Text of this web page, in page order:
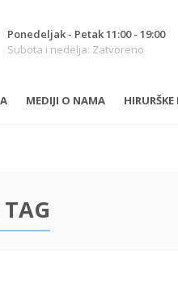
Ponedeljak - Petak 11:00 - 19:00
Subota i nedelja: Zatvoreno
MEDIJI O NAMA HIRURŠKE